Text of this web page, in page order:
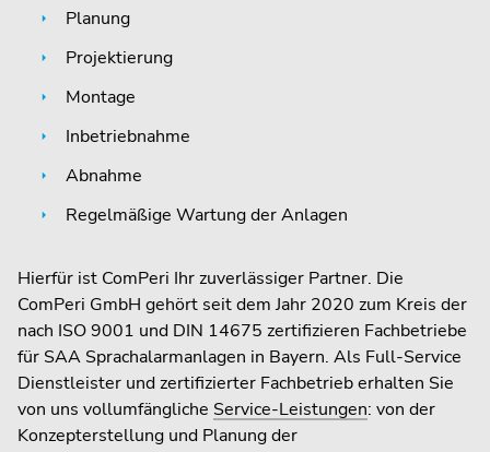
Planung
Projektierung
Montage
Inbetriebnahme
Abnahme
Regelmäßige Wartung der Anlagen
Hierfür ist ComPeri Ihr zuverlässiger Partner. Die
ComPeri GmbH gehört seit dem Jahr 2020 zum Kreis der
nach ISO 9001 und DIN 14675 zertifizieren Fachbetriebe
für SAA Sprachalarmanlagen in Bayern. Als Full-Service
Dienstleister und zertifizierter Fachbetrieb erhalten Sie
von uns vollumfängliche Service-Leistungen: von der
Konzepterstellung und Planung der